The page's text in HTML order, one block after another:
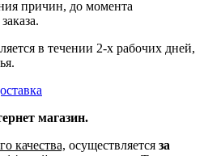
причин, до момента
в течении 2-х рабочих дней,
магазин.
качества, осуществляется за